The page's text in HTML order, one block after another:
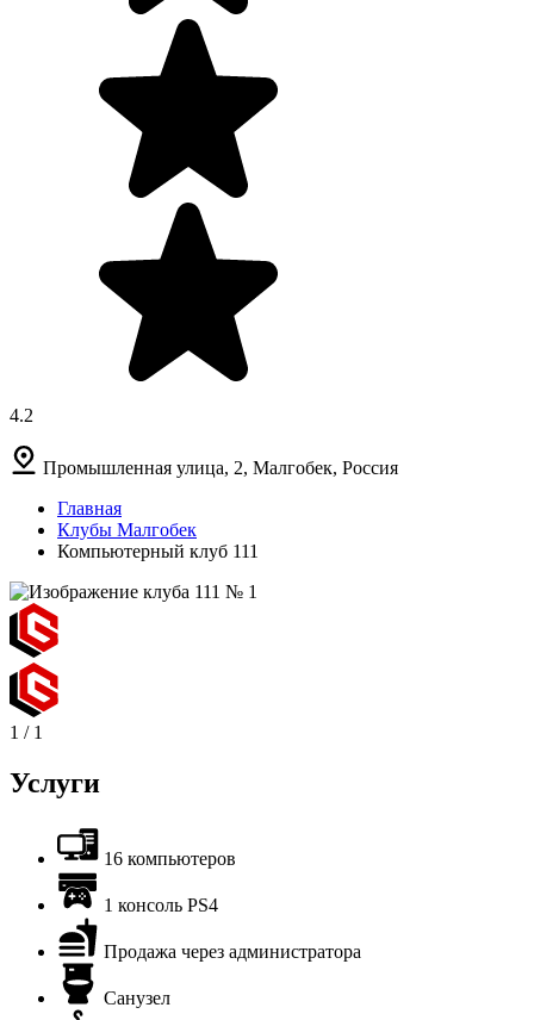
4.2
Промышленная улица, 2, Малгобек, Россия
Главная
Клубы Малгобек
Компьютерный клуб 111
1 / 1
Услуги
16 компьютеров
1 консоль PS4
Продажа через администратора
Санузел